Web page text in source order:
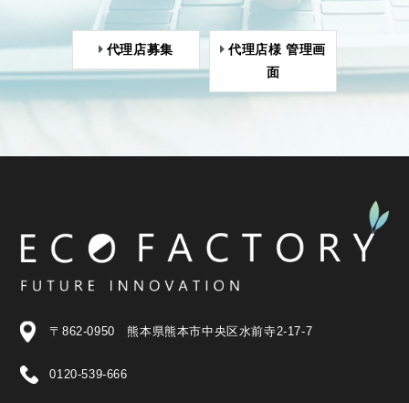
代理店募集
代理店様 管理画
面
〒862-0950 熊本県熊本市中央区水前寺2-17-7
0120-539-666